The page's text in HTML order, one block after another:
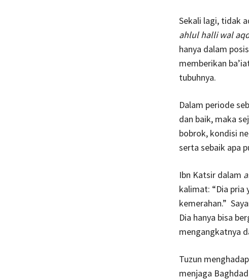
Sekali lagi, tidak
ahlul halli wal
hanya dalam
memberikan
tubuhnya.
Dalam periode
dan baik, maka
bobrok, kondisi
serta sebaik apa
Ibn Katsir dalam
kalimat: “Dia pria
kemerahan.”
Dia hanya bisa
mengangkatnya
Tuzun
menjaga